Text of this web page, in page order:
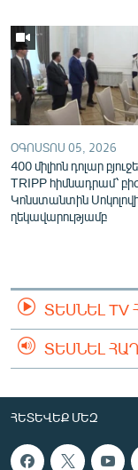
ՕԳՈՍՏՈՍ 05, 2026
400 միլիոն դոլար
TRIPP հիմնադրամ՝
Կոնստանտին
ղեկավարությամբ
ՏԵՍՆԵԼ TV
ՏԵՍՆԵԼ
ՀԵՏԵՎԵՔ ՄԵԶ